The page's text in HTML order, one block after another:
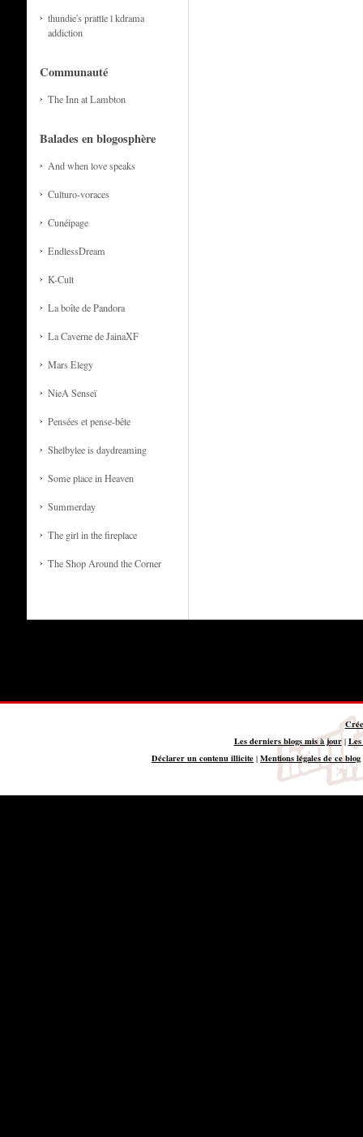
thundie's prattle l kdrama
addiction
Communauté
The Inn at Lambton
Balades en blogosphère
And when love speaks
Culturo-voraces
Cunéipage
EndlessDream
K-Cult
La boîte de Pandora
La Caverne de JainaXF
Mars Elegy
NieA Senseï
Pensées et pense-bête
Shelbylee is daydreaming
Some place in Heaven
Summerday
The girl in the fireplace
The Shop Around the Corner
Les derniers blogs mis à jour|
Déclarer un contenu illicite | Mentions légales de ce blog